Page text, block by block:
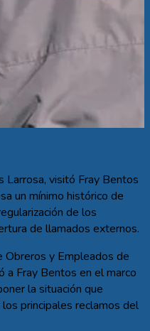
Larrosa, visitó Fray Bentos
un mínimo histórico de
de los
de llamados externos.
Obreros y Empleados de
a Fray Bentos en el marco
la situación que
principales reclamos del